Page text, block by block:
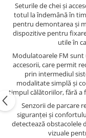
Seturile de chei și
totul la îndemână în
pentru demontarea și
dispozitive pentru
utile în
Modulatoarele FM
accesorii, care permit
prin intermediul
modalitate simplă și
timpul călătoriilor, fără a
Senzorii de parcare
siguranței și
detectează obstacolele
vizuale